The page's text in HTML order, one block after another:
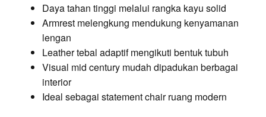
Daya tahan tinggi melalui rangka kayu solid
Armrest melengkung mendukung kenyamanan
lengan
Leather tebal adaptif mengikuti bentuk tubuh
Visual mid century mudah dipadukan berbagai
interior
Ideal sebagai statement chair ruang modern